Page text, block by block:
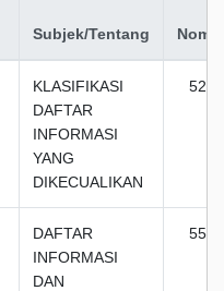
Subjek/Tentang
KLASIFIKASI
DAFTAR
INFORMASI
YANG
DIKECUALIKAN
525
DAFTAR
INFORMASI
DAN
555